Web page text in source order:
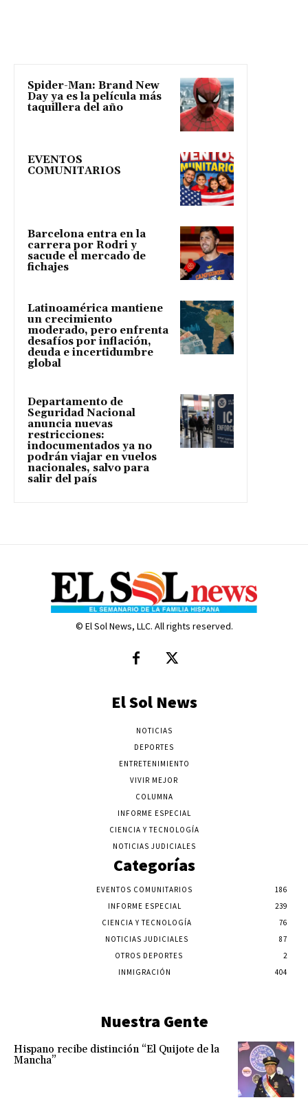
Spider-Man: Brand New
Day ya es la película más
taquillera del año
EVENTOS
COMUNITARIOS
Barcelona entra en la
carrera por Rodri y
sacude el mercado de
fichajes
Latinoamérica mantiene
un crecimiento
moderado, pero enfrenta
desafíos por inflación,
deuda e incertidumbre
global
Departamento de
Seguridad Nacional
anuncia nuevas
restricciones:
indocumentados ya no
podrán viajar en vuelos
nacionales, salvo para
salir del país
© El Sol News, LLC. All rights reserved.
El Sol News
NOTICIAS
DEPORTES
ENTRETENIMIENTO
VIVIR MEJOR
COLUMNA
INFORME ESPECIAL
CIENCIA Y TECNOLOGÍA
NOTICIAS JUDICIALES
Categorías
EVENTOS COMUNITARIOS
186
INFORME ESPECIAL
239
CIENCIA Y TECNOLOGÍA
76
NOTICIAS JUDICIALES
87
OTROS DEPORTES
2
INMIGRACIÓN
404
Nuestra Gente
Hispano recibe distinción “El Quijote de la
Mancha”